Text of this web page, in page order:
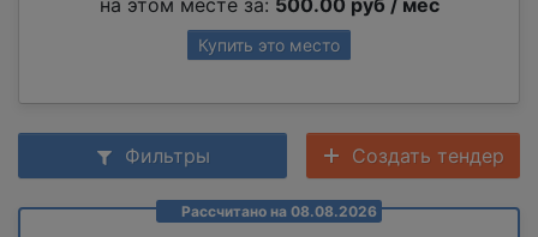
Купить это место
Фильтры Создать тендер
Рассчитано на 08.08.2026